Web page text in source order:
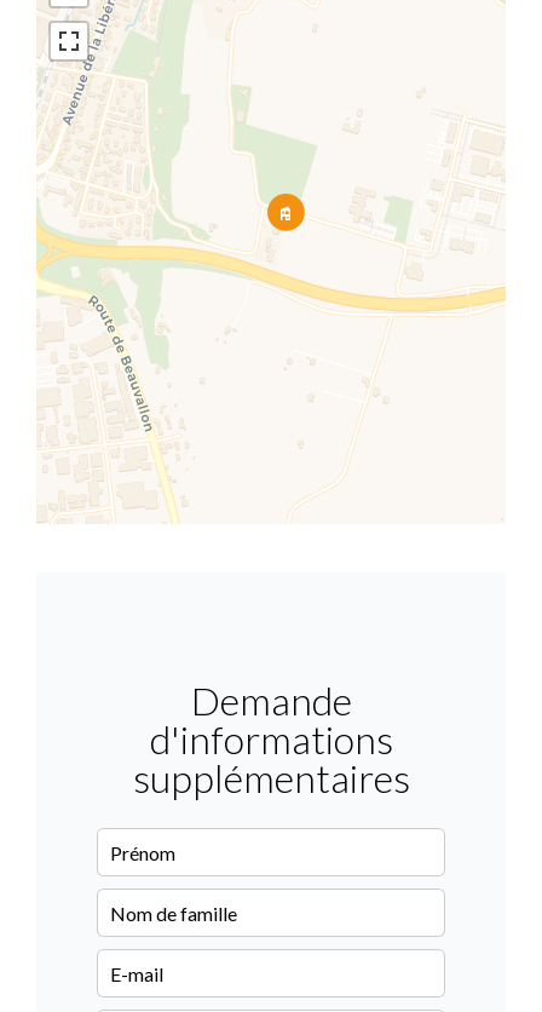
Demande
d'informations
supplémentaires